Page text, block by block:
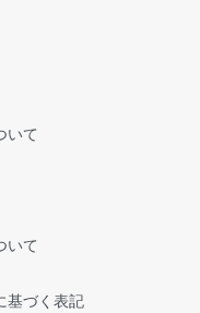
いて
いて
基づく表記